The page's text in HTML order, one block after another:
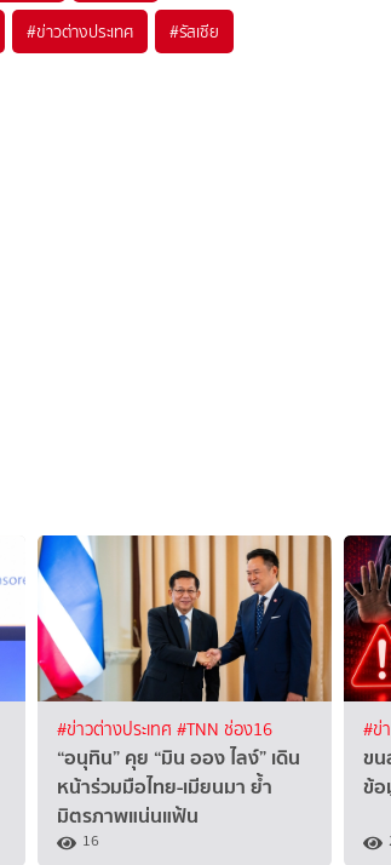
#ข่าวต่างประเทศ #รัสเซีย
#ข่าวต่างประเทศ #TNN ช่อง16
“อนุทิน” คุย “มิน ออง ไลง์” เดิน
หน้าร่วมมือไทย-เมียนมา ย้ำ
มิตรภาพแน่นแฟ้น
16
#ข่
ขน
ข้อ